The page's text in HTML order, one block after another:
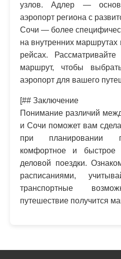
узлов. Адлер —
аэропорт региона с
Сочи — более
на внутренних
рейсах.
маршрут, чтобы
аэропорт для вашего
[## Заключение
Понимание различий
и Сочи поможет вам
при планировании
комфортное и быстрое
деловой поездки.
расписаниями,
транспортные
путешествие получится